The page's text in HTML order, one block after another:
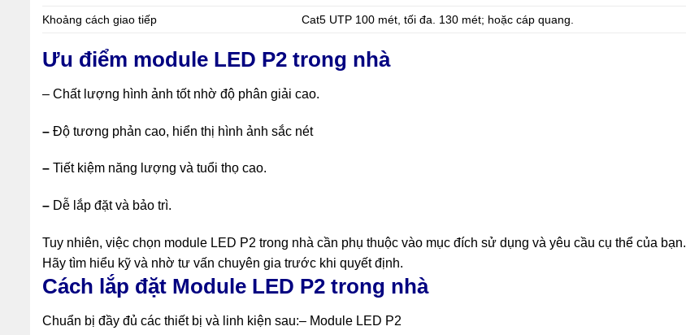
Khoảng cách giao tiếp Cat5 UTP 100 mét, tối đa. 130 mét; hoặc cáp quang.
Ưu điểm module LED P2 trong nhà
– Chất lượng hình ảnh tốt nhờ độ phân giải cao.
– Độ tương phản cao, hiển thị hình ảnh sắc nét
– Tiết kiệm năng lượng và tuổi thọ cao.
– Dễ lắp đặt và bảo trì.
Tuy nhiên, việc chọn module LED P2 trong nhà cần phụ thuộc vào mục đích sử dụng và yêu cầu cụ thể của bạn.
Hãy tìm hiểu kỹ và nhờ tư vấn chuyên gia trước khi quyết định.
Cách lắp đặt Module LED P2 trong nhà
Chuẩn bị đầy đủ các thiết bị và linh kiện sau:– Module LED P2